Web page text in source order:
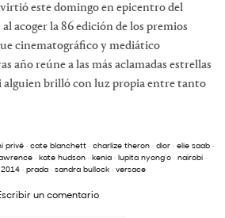
este domingo en epicentro del
acoger la 86 edición de los premios
cinematográfico y mediático
año reúne a las más aclamadas estrellas
alguien brilló con luz propia entre tanto
privé· cate blanchett· charlize theron· dior· elie saab·
· kate hudson· kenia· lupita nyong’o· nairobi·
· prada · sandra bullock · versace
un comentario